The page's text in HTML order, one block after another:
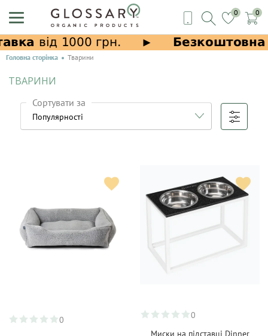
0 0
Головна сторінка Тварини
ТВАРИНИ
Сортувати за
0
0
Миски на підставці Dinner